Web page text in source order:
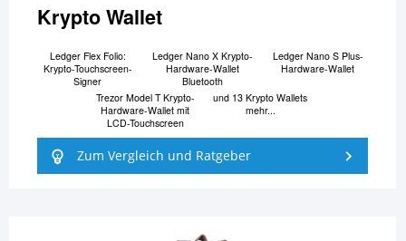
Krypto Wallet
Ledger Flex Folio:
Krypto-Touchscreen-
Signer
Ledger Nano X Krypto-
Hardware-Wallet
Bluetooth
Ledger Nano S Plus-
Hardware-Wallet
Trezor Model T Krypto-
Hardware-Wallet mit
LCD-Touchscreen
und 13 Krypto Wallets
mehr...
Zum Vergleich und Ratgeber